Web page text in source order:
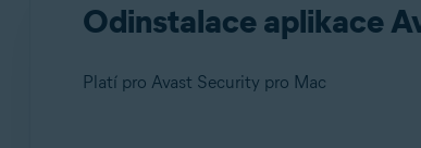
Odinstalace aplikace
Platí pro Avast Security pro Mac